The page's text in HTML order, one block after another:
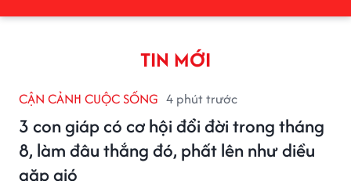
TIN MỚI
CẬN CẢNH CUỘC SỐNG 4 phút trước
3 con giáp có cơ hội đổi đời trong tháng
8, làm đâu thắng đó, phất lên như diều
gặp gió